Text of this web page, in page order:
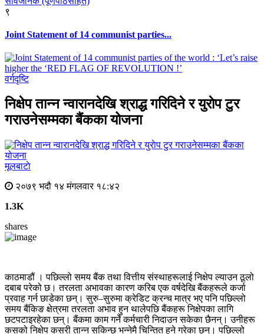
९
Joint Statement of 14 communist parties...
वर्गदृष्टि
निक्षेप तान्न न्वारानदेखि श्राद्ध गरिदिने र युराेप टुर
गराउनेसम्मका बैंकका योजना
मूलबाटाे
२०७९ भदौ १४ मंगलवार १८:४२
1.3K
shares
काठमाडौं । पछिल्लो समय बैंक तथा वित्तीय संस्थाहरूलाई निक्षेप ल्याउन ठूलो
दबाब परेको छ। तरलता अभावका कारण करिब एक वर्षदेखि बैंकहरूले कर्जा
प्रवाह गर्न छाडेका छन्। सुरु–सुरुमा क्रेडिट क्रन्च मात्र भए पनि पछिल्लो
समय बैंकिङ क्षेत्रमा तरलता अभाव हुन थालेपछि बैंकहरू निक्षेपका लागि
छटपटाइरहेका छन्। बैंकमा काम गर्ने कर्मचारी निदाउन सकेका छैनन्। उनीहरू
कसको निक्षेप कसरी तान्न सकिन्छ भन्नेमै चिन्तित हुने गरेका छन्। पछिल्लो